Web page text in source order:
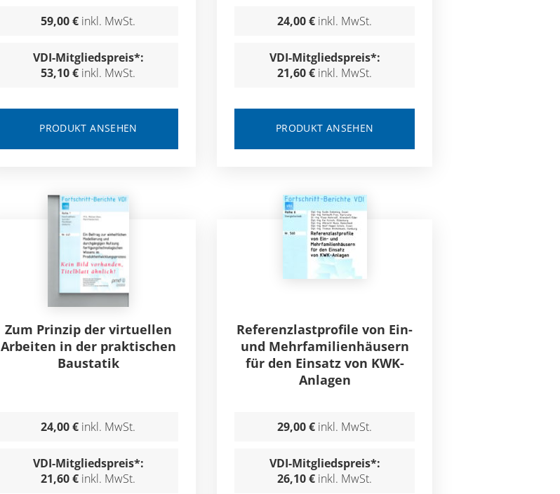
59,00 € inkl. MwSt.
VDI-Mitgliedspreis*:
53,10 € inkl. MwSt.
PRODUKT ANSEHEN
24,00 € inkl. MwSt.
VDI-Mitgliedspreis*:
21,60 € inkl. MwSt.
PRODUKT ANSEHEN
Zum Prinzip der virtuellen
Arbeiten in der praktischen
Baustatik
24,00 € inkl. MwSt.
VDI-Mitgliedspreis*:
21,60 € inkl. MwSt.
Referenzlastprofile von Ein-
und Mehrfamilienhäusern
für den Einsatz von KWK-
Anlagen
29,00 € inkl. MwSt.
VDI-Mitgliedspreis*:
26,10 € inkl. MwSt.